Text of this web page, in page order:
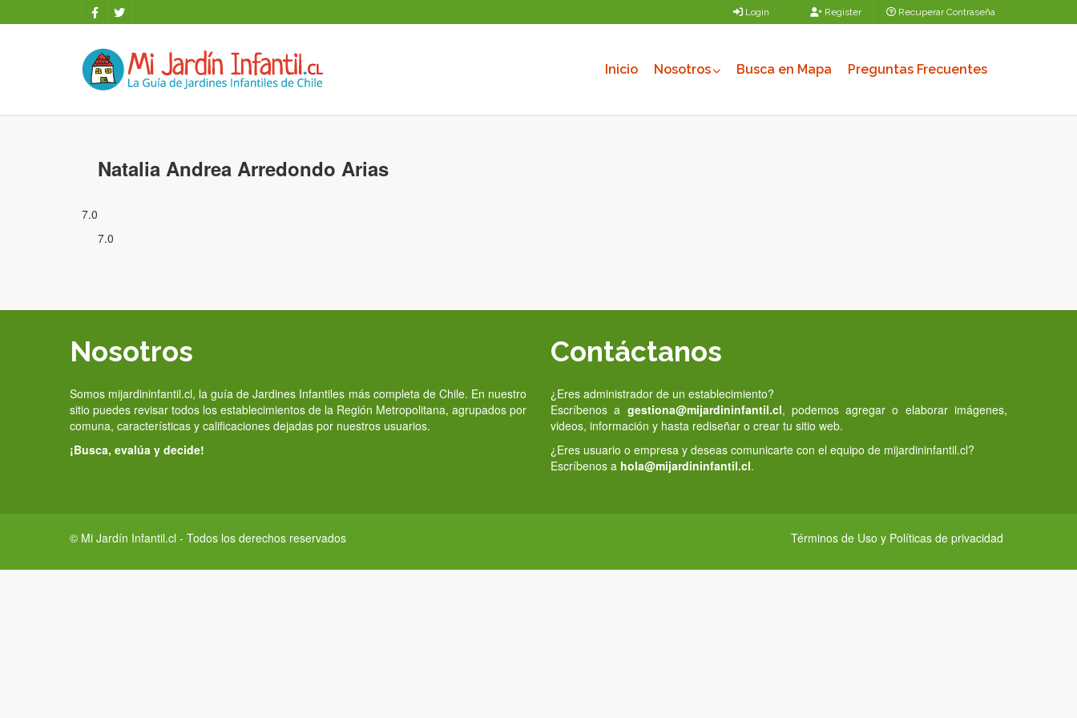
Login Register Recuperar Contraseña
Inicio Nosotros Busca en Mapa Preguntas Frecuentes
Natalia Andrea Arredondo Arias
7.0
7.0
Nosotros
Somos mijardininfantil.cl, la guía de Jardines Infantiles más completa de Chile. En nuestro
sitio puedes revisar todos los establecimientos de la Región Metropolitana, agrupados por
comuna, características y calificaciones dejadas por nuestros usuarios.
¡Busca, evalúa y decide!
Contáctanos
¿Eres administrador de un establecimiento?
Escríbenos a gestiona@mijardininfantil.cl, podemos agregar o elaborar imágenes,
videos, información y hasta rediseñar o crear tu sitio web.
¿Eres usuario o empresa y deseas comunicarte con el equipo de mijardininfantil.cl?
Escríbenos a hola@mijardininfantil.cl.
© Mi Jardín Infantil.cl - Todos los derechos reservados Términos de Uso y Políticas de privacidad